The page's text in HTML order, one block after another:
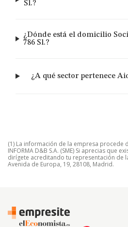
Sl.?
¿Dónde está el domicilio
786 Sl.?
¿A qué sector pertenece
(1) La información de la empresa procede
INFORMA D&B S.A. (SME) Si aprecias que
dirígete acreditando tu representación de
Avenida de Europa, 19, 28108, Madrid.